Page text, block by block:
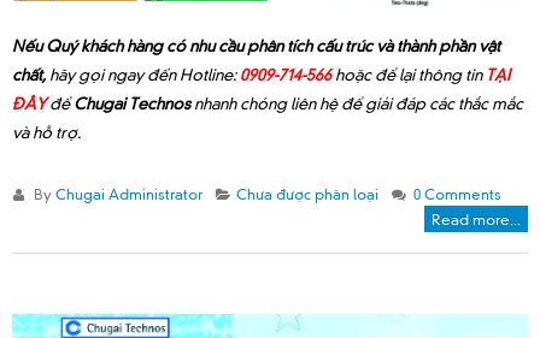
Nếu Quý khách hàng có nhu cầu phân tích cấu trúc và thành phần vật
chất,hãy gọi ngay đến Hotline:0909-714-566hoặc để lại thông tin TẠI
ĐÂY đểChugai Technosnhanh chóng liên hệ để giải đáp các thắc mắc
và hỗ trợ.
ByChugai Administrator Chưa được phân loại 0 Comments
Read more...